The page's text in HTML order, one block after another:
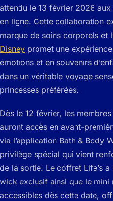
attendu le 13 février 2026
en ligne. Cette collaboration
marque de soins corporels et
Disney promet une
émotions et en souvenirs
dans un véritable voyage
princesses préférées.
Dès le 12 février, les
auront accès en avant-
via l’application Bath & Body
privilège spécial qui vient
de la sortie. Le coffret Life’s
wick exclusif ainsi que le mini
accessibles dès cette date,